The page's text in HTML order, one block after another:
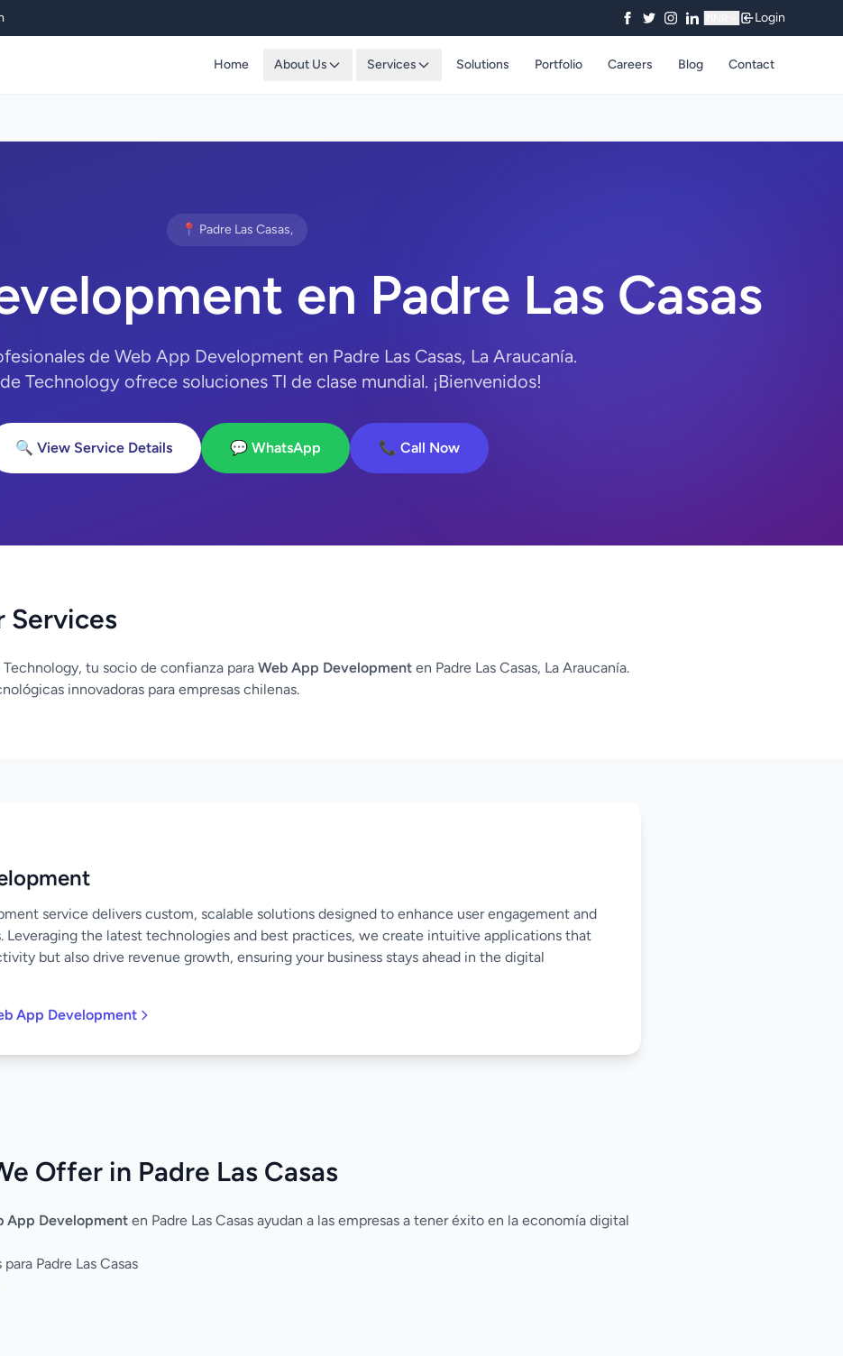
Login
Home About Us Services Solutions Portfolio Careers Blog Contact
📍 Padre Las Casas,
en Padre Las Casas
de Web App Development en Padre Las Casas, La Araucanía.
Technology ofrece soluciones TI de clase mundial. ¡Bienvenidos!
🔍 View Service Details 💬 WhatsApp 📞 Call Now
Services
Technology, tu socio de confianza para Web App Development en Padre Las Casas, La Araucanía.
innovadoras para empresas chilenas.
service delivers custom, scalable solutions designed to enhance user engagement and
Leveraging the latest technologies and best practices, we create intuitive applications that
but also drive revenue growth, ensuring your business stays ahead in the digital
App Development
Offer in Padre Las Casas
App Development en Padre Las Casas ayudan a las empresas a tener éxito en la economía digital
Padre Las Casas